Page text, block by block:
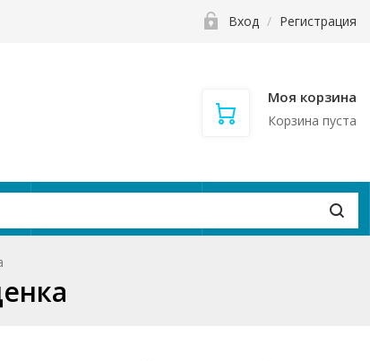
Вход / Регистрация
Моя корзина
Корзина пуста